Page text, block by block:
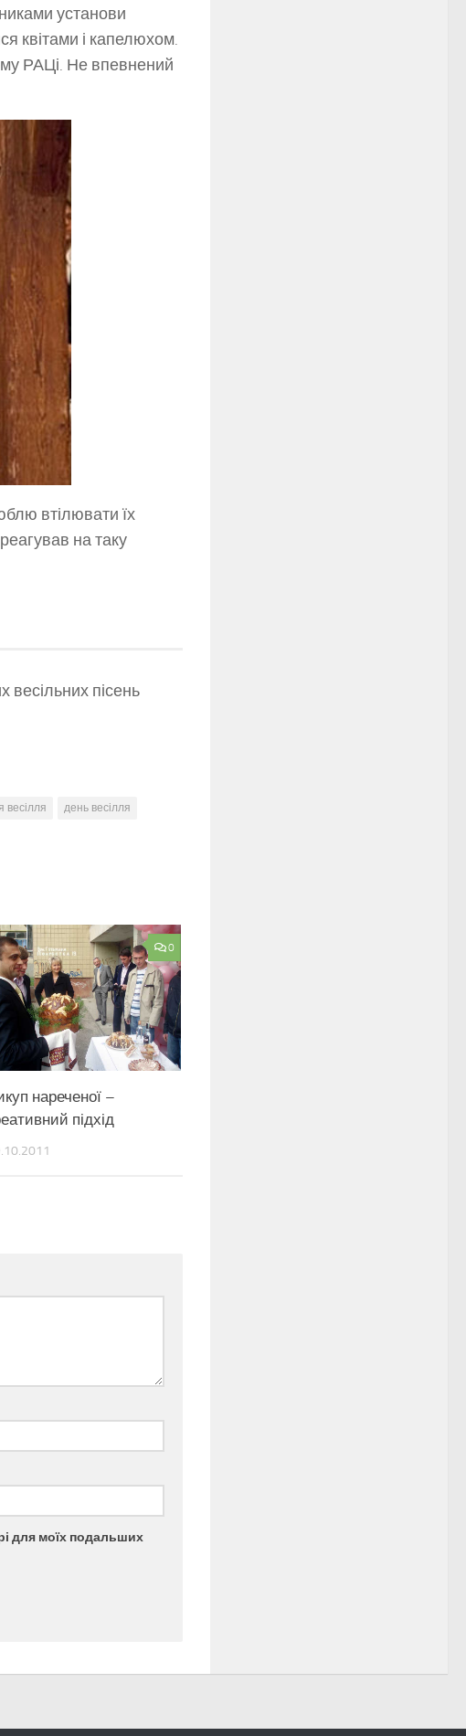
установи
квітами і капелюхом.
РАЦі. Не впевнений
втілювати їх
на таку
весільних пісень
весілля
день весілля
0
нареченої –
підхід
для моїх подальших